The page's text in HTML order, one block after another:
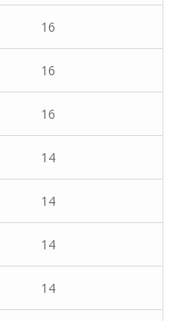
16
16
16
14
14
14
14